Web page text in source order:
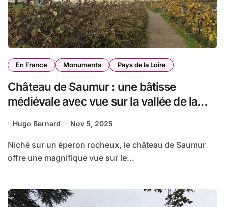
En France Monuments Pays de la Loire
Château de Saumur : une bâtisse
médiévale avec vue sur la vallée de la
Hugo Bernard Nov 5, 2025
Niché sur un éperon rocheux, le château de Saumur
offre une magnifique vue sur le...